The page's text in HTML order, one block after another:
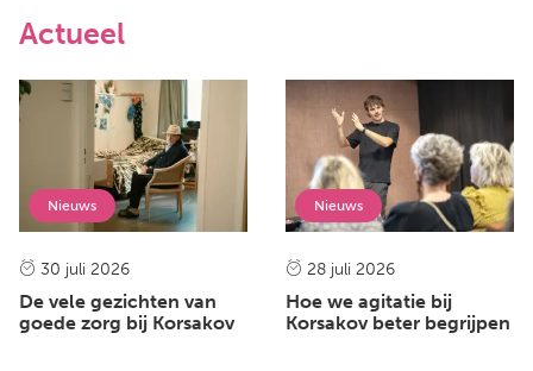
Actueel
Nieuws
30 juli 2026
De vele gezichten van
goede zorg bij Korsakov
Nieuws
28 juli 2026
Hoe we agitatie bij
Korsakov beter begrijpen